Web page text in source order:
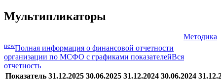
Мультипликаторы
Методика
newПолная информация о финансовой отчетности
организации по МСФО с графиками показателейВся
отчетность
Показатель 31.12.2025 30.06.2025 31.12.2024 30.06.2024